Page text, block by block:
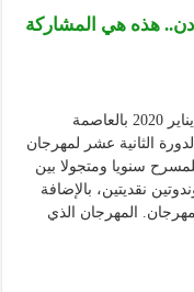
للمسرح الـ 12 بالأردن.. هذه هي المشاركة
يحل المسرح الجزائري بداية من الجمعة 10 يناير 2020 بالعاصمة
الثانية عشر لمهرجان
سنويا ومتجولا بين
نقديتين، بالإضافة
المهرجان الذي